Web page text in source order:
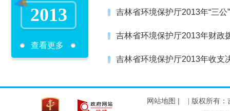
2013
查看更多
吉林省环境保护厅2013年“三
吉林省环境保护厅2013年财政
吉林省环境保护厅2013年收支
网站地图 |
| 版权所有